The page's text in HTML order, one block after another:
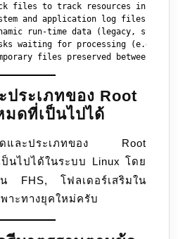
files to track resources in use
and application log files
run-time data (legacy, symlink
waiting for processing (e.g.,
ประเภทของ Root
มดที่เป็นไปได้
ยดและประเภทของ Root
นไปได้ในระบบ Linux โดย
น FHS, โฟลเดอร์เสริมใน
าะทางยุคใหม่ครับ